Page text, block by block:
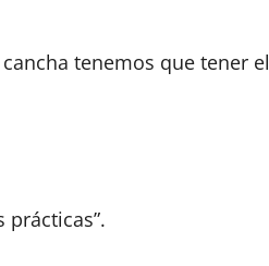
tenemos que tener el